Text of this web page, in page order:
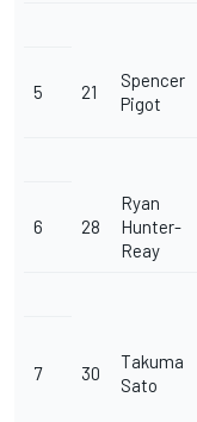
5 21
Spencer
Pigot
6 28
Ryan
Hunter-
Reay
7 30
Takuma
Sato